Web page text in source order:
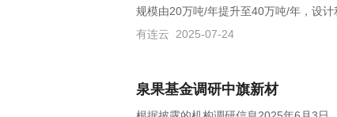
规模由20万吨/年提升至40万吨/年，设计
有连云
2025-07-24
泉果基金调研中旗新材